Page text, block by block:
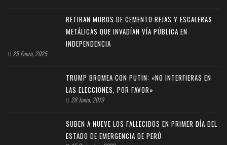
RETIRAN MUROS DE CEMENTO REJAS Y ESCALERAS
METÁLICAS QUE INVADÍAN VÍA PÚBLICA EN
INDEPENDENCIA
25 Enero, 2025
TRUMP BROMEA CON PUTIN: «NO INTERFIERAS EN
LAS ELECCIONES, POR FAVOR»
28 Junio, 2019
SUBEN A NUEVE LOS FALLECIDOS EN PRIMER DÍA DEL
ESTADO DE EMERGENCIA DE PERÚ